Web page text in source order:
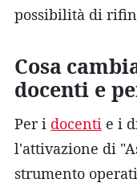
possibilità di
Cosa
docenti e
Per i docenti e i
l'attivazione di
strumento